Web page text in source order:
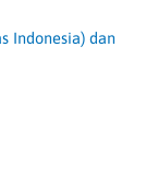
Indonesia) dan